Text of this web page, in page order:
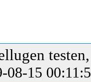
08-15